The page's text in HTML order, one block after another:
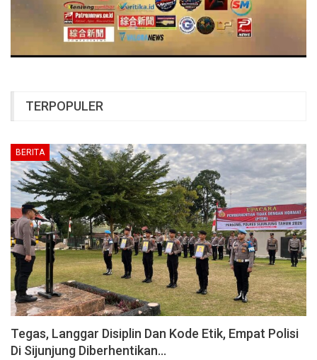
TERPOPULER
BERITA
Tegas, Langgar Disiplin Dan Kode Etik, Empat Polisi
Di Sijunjung Diberhentikan…